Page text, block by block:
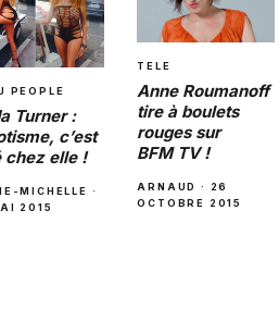
PEOPLE
Turner :
c’est
chez elle !
MICHELLE ·
2015
TELE
Anne Roumanoff
tire à boulets
rouges sur
BFM TV !
ARNAUD · 26
OCTOBRE 2015